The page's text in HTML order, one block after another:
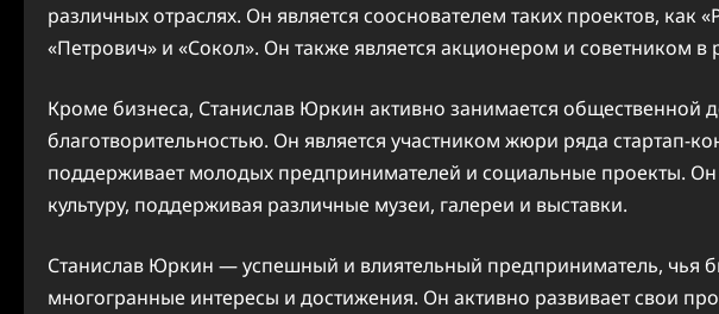
различных отраслях. Он является сооснователем таких проектов, как
«Петрович» и «Сокол». Он также является акционером и советником в
Кроме бизнеса, Станислав Юркин активно занимается общественной
благотворительностью. Он является участником жюри ряда стартап-
поддерживает молодых предпринимателей и социальные проекты. Он
культуру, поддерживая различные музеи, галереи и выставки.
Станислав Юркин — успешный и влиятельный предприниматель, чья
многогранные интересы и достижения. Он активно развивает свои